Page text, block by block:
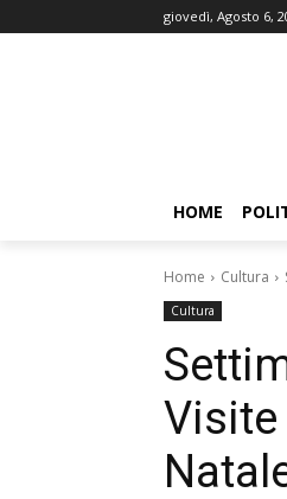
giovedì, Agosto 6,
HOME
Home Cultura
Cultura